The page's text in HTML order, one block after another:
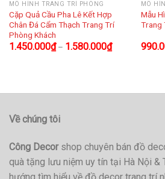
MÔ HÌNH TRANG TRÍ PHÒNG
Cặp Quả Cầu Pha Lê Kết Hợp
Chân Đá Cẩm Thạch Trang Trí
Phòng Khách
1.450.000₫– 1.580.000₫
MÔ
Mẫu
Trang
Về chúng tôi
Công Decorshop chuyên bán đồ
quà tặng lưu niệm uy tín tại Hà Nội &
hướng tìm hiểu về đồ decor trang trí